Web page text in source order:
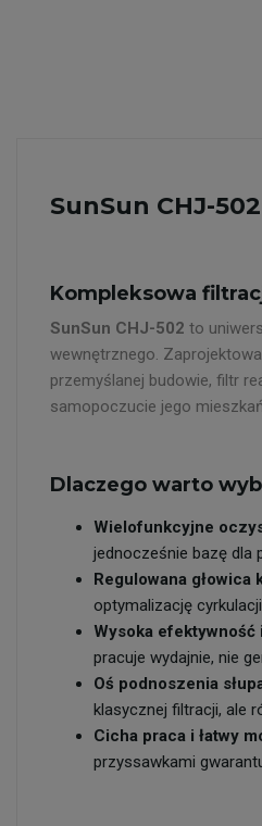
SunSun CHJ-
Kompleksowa
SunSun CHJ-502 to
wewnętrznego.
przemyślanej budowie, filtr
samopoczucie jego
Dlaczego warto
Wielofunkcyjne
jednocześnie bazę dla
Regulowana głowica
optymalizację
Wysoka
pracuje wydajnie, nie
Oś podnoszenia
klasycznej filtracji, ale
Cicha praca i łatwy
przyssawkami